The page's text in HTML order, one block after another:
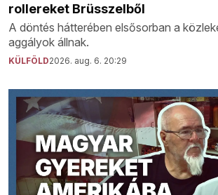
rollereket Brüsszelből
A döntés hátterében elsősorban a
aggályok állnak.
KÜLFÖLD2026. aug. 6. 20:29